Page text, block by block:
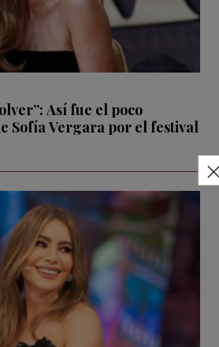
Así fue el poco
Sofía Vergara por el festival